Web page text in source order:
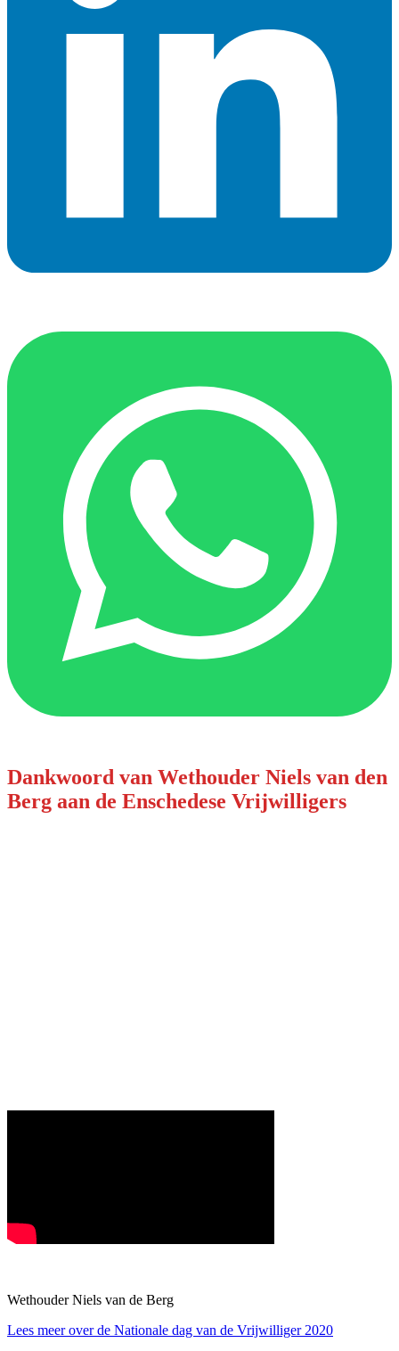
Dankwoord van Wethouder Niels van den
Berg aan de Enschedese Vrijwilligers
Wethouder Niels van de Berg
Lees meer over de Nationale dag van de Vrijwilliger 2020